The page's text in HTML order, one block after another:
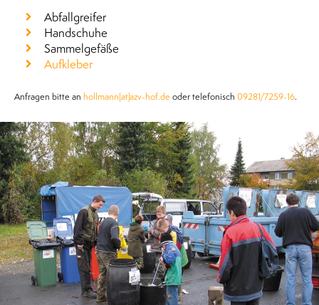
Abfallgreifer
Handschuhe
Sammelgefäße
Aufkleber
Anfragen bitte an hollmann(at)azv-hof.de oder telefonisch 09281/7259-16.